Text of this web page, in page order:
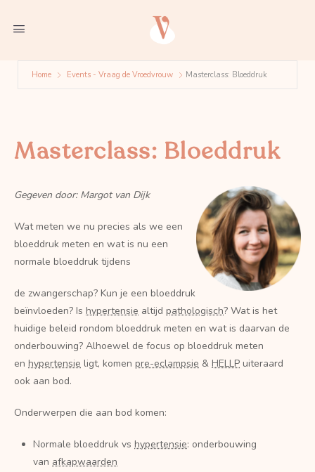
Home Events - Vraag de Vroedvrouw Masterclass: Bloeddruk
Masterclass: Bloeddruk
Gegeven door: Margot van Dijk
Wat meten we nu precies als we een
bloeddruk meten en wat is nu een
normale bloeddruk tijdens
de zwangerschap? Kun je een bloeddruk
beïnvloeden? Is hypertensie altijd pathologisch? Wat is het
huidige beleid rondom bloeddruk meten en wat is daarvan de
onderbouwing? Alhoewel de focus op bloeddruk meten
en hypertensie ligt, komen pre-eclampsie & HELLP uiteraard
ook aan bod.
Onderwerpen die aan bod komen:
Normale bloeddruk vs hypertensie: onderbouwing
van afkapwaarden